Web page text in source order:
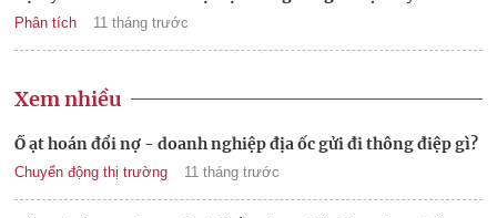
Phân tích 11 tháng trước
Xem nhiều
Ồ ạt hoán đổi nợ - doanh nghiệp địa ốc gửi đi thông điệp gì?
Chuyển động thị trường 11 tháng trước